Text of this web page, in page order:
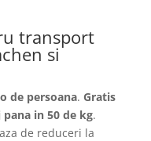
transport
si
de persoana. Gratis
pana in 50 de kg.
de reduceri la